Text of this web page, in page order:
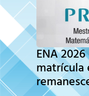
ENA
matrícula